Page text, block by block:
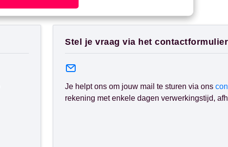
Stel je vraag via het contactformulier
Je helpt ons om jouw mail te sturen via ons
rekening met enkele dagen verwerkingstijd,